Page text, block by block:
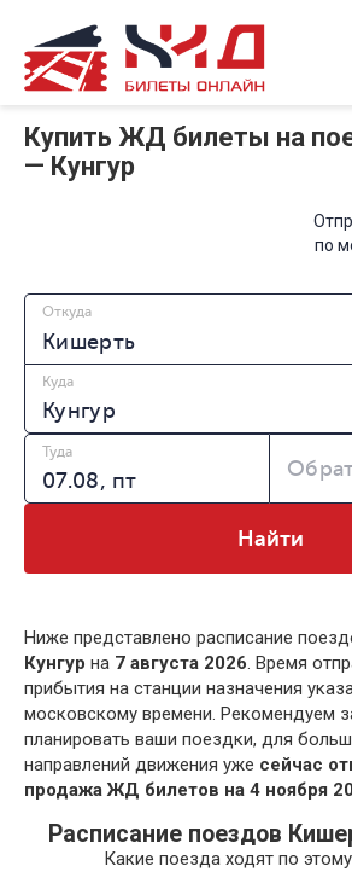
Купить ЖД билеты на
— Кунгур
по
Откуда
Куда
Туда
Найти
Ниже представлено расписание
Кунгур на 7 августа 2026. Время
прибытия на станции назначения
московскому времени. Рекомендуем
планировать ваши поездки, для
направлений движения уже сейчас
продажа ЖД билетов на 4 ноября
Расписание поездов
Какие поезда ходят по